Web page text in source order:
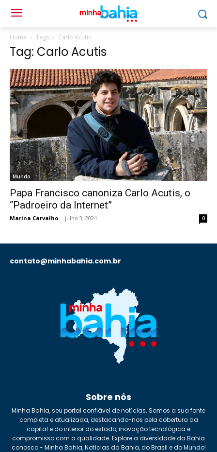
Home Tags Carlo Acutis
Tag: Carlo Acutis
Mundo
Papa Francisco canoniza Carlo Acutis, o
“Padroeiro da Internet”
Marina Carvalho - julho 3, 2024 0
contato@minhabahia.com.br
Sobre nós
Minha Bahia, seu portal confiável de notícias. Somos a sua fonte
completa e atualizada, destacando-nos pela cobertura da
capital e do interior do estado, inovação tecnológica e
compromisso com a qualidade. Explore a diversidade da Bahia
conosco - Minha Bahia, Notícias da Bahia, do Brasil e do Mundo!